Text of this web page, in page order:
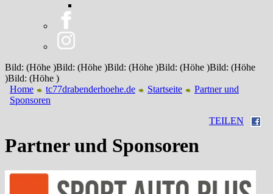
Bild: (Höhe )Bild: (Höhe )Bild: (Höhe )Bild: (Höhe )Bild: (Höhe
)Bild: (Höhe )
Home
tc77drabenderhoehe.de Startseite
Partner und
Sponsoren
TEILEN
Partner und Sponsoren